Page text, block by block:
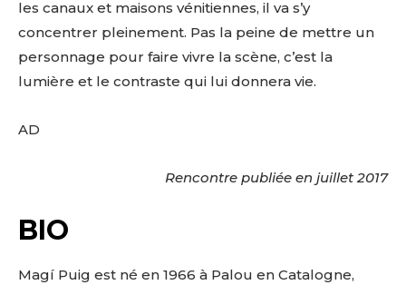
* Champ obligatoire
les canaux et maisons vénitiennes, il va s’y
concentrer pleinement. Pas la peine de mettre un
personnage pour faire vivre la scène, c’est la
lumière et le contraste qui lui donnera vie.
AD
Rencontre publiée en juillet 2017
BIO
Magí Puig est né en 1966 à Palou en Catalogne,